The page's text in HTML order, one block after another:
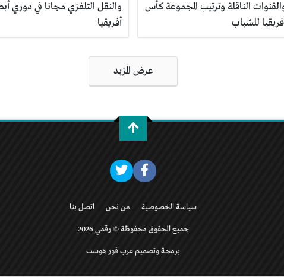
الناقلة وترتيب المجموعة كأس
للشباب
والنقل التلفزي مجانا في دوري
أفريقيا
عرض المزيد
سياسة الخصوصية من نحن اتصل بنا
جميع الحقوق محفوظة © رقمي 2026
برمجة وتصميم عرب فور هوست